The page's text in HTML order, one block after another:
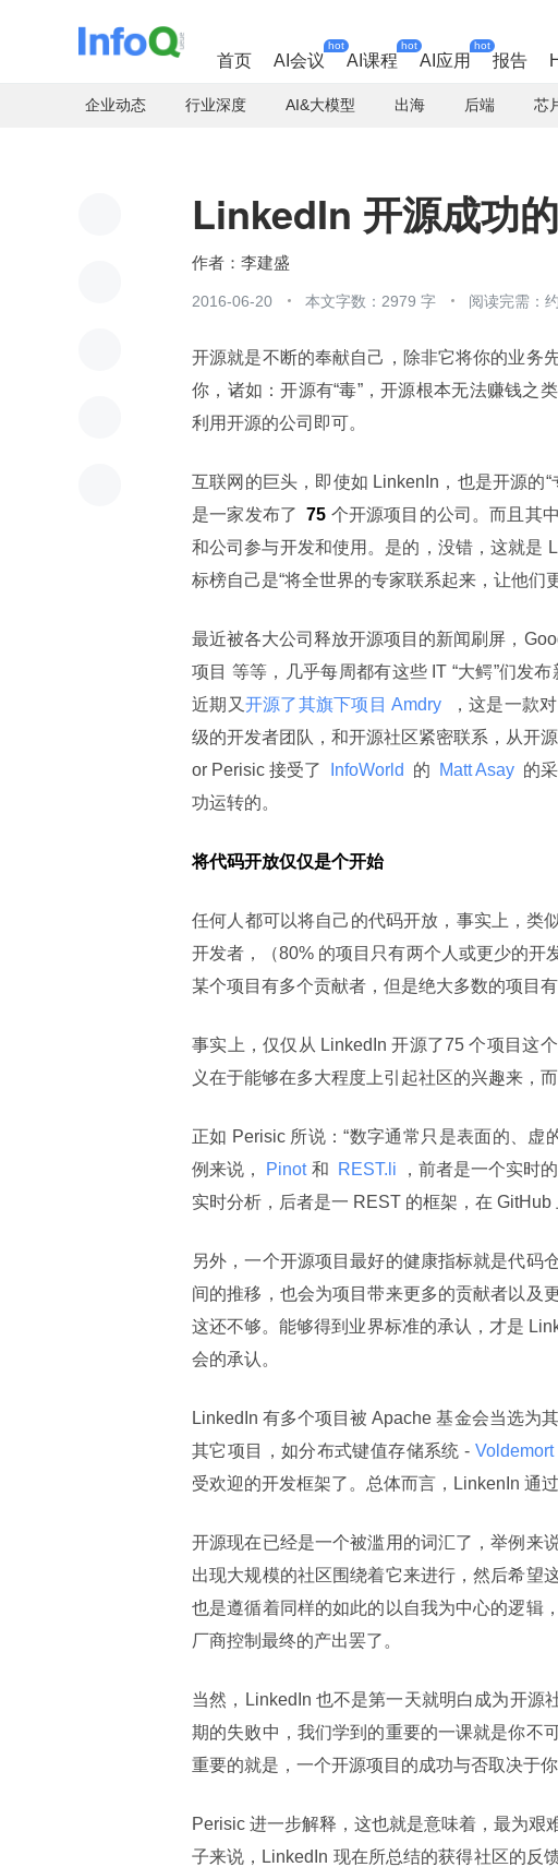
首页 AI会议
hot
AI课程
hot
AI应用
hot
报告
企业动态 行业深度 AI&大模型 出海 后端 芯
LinkedIn 开源成功
李建盛
2016-06-20 本文字数：2979 字 阅读完需：
开源就是不断的奉献自己，除非它将你的业务
你，诸如：开源有“毒”，开源根本无法赚钱之
利用开源的公司即可。
互联网的巨头，即使如 LinkenIn，也是开源的“
是一家发布了 75 个开源项目的公司。而且其
和公司参与开发和使用。是的，没错，这就是
标榜自己是“将全世界的专家联系起来，让他们
最近被各大公司释放开源项目的新闻刷屏，
项目 等等，几乎每周都有这些 IT “大鳄”们发
近期又 开源了其旗下项目 Amdry
，这是一款
级的开发者团队，和开源社区紧密联系，从开
or Perisic 接受了
InfoWorld 的 Matt Asay 的
功运转的。
将代码开放仅仅是个开始
任何人都可以将自己的代码开放，事实上，类
开发者，（80% 的项目只有两个人或更少的开
某个项目有多个贡献者，但是绝大多数的项目
事实上，仅仅从 LinkedIn 开源了75 个项目这
义在于能够在多大程度上引起社区的兴趣来，
正如 Perisic 所说：“数字通常只是表面的、虚
例来说，
Pinot 和 REST.li
，前者是一个实时
实时分析，后者是一 REST 的框架，在 GitHub
另外，一个开源项目最好的健康指标就是代码
间的推移，也会为项目带来更多的贡献者以及
这还不够。能够得到业界标准的承认，才是
会的承认。
LinkedIn 有多个项目被 Apache 基金会当选为
其它项目，如分布式键值存储系统 - Voldemort
受欢迎的开发框架了。总体而言，LinkenIn 通
开源现在已经是一个被滥用的词汇了，举例来
出现大规模的社区围绕着它来进行，然后希望
也是遵循着同样的如此的以自我为中心的逻辑
厂商控制最终的产出罢了。
当然，LinkedIn 也不是第一天就明白成为开源
期的失败中，我们学到的重要的一课就是你不
重要的就是，一个开源项目的成功与否取决于
Perisic 进一步解释，这也就是意味着，最为艰
子来说，LinkedIn 现在所总结的获得社区的反